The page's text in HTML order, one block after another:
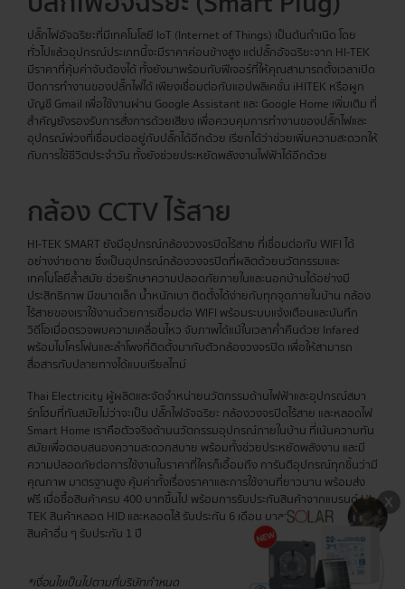
ปลั๊กไฟอัจฉริยะที่มีเทคโนโลยี IoT (Internet of Things) เป็นต้นกำเนิด โดย
ทั่วไปแล้วอุปกรณ์ประเภทนี้จะมีราคาค่อนข้างสูง แต่ปลั๊กอัจฉริยะจาก HI-TEK
มีราคาที่คุ้มค่าจับต้องได้ ทั้งยังมาพร้อมกับฟีเจอร์ที่ให้คุณสามารถตั้งเวลาเปิด
ปิดการทำงานของปลั๊กไฟได้ เพียงเชื่อมต่อกับแอปพลิเคชั่น iHITEK หรือผูก
บัญชี Gmail เพื่อใช้งานผ่าน Google Assistant และ Google Home เพิ่มเติม ที่
สำคัญยังรองรับการสั่งการด้วยเสียง เพื่อควบคุมการทำงานของปลั๊กไฟและ
อุปกรณ์พ่วงที่เชื่อมต่ออยู่กับปลั๊กได้อีกด้วย เรียกได้ว่าช่วยเพิ่มความสะดวกให้
กับการใช้ชีวิตประจำวัน ทั้งยังช่วยประหยัดพลังงานไฟฟ้าได้อีกด้วย
กล้อง CCTV ไร้สาย
HI-TEK SMART ยังมีอุปกรณ์กล้องวงจรปิดไร้สาย ที่เชื่อมต่อกับ WIFI ได้
อย่างง่ายดาย ซึ่งเป็นอุปกรณ์กล้องวงจรปิดที่ผลิตด้วยนวัตกรรมและ
เทคโนโลยีล้ำสมัย ช่วยรักษาความปลอดภัยภายในและนอกบ้านได้อย่างมี
ประสิทธิภาพ มีขนาดเล็ก น้ำหนักเบา ติดตั้งได้ง่ายกับทุกจุดภายในบ้าน กล้อง
ไร้สายของเราใช้งานด้วยการเชื่อมต่อ WIFI พร้อมระบบแจ้งเตือนและบันทึก
วิดีโอเมื่อตรวจพบความเคลื่อนไหว จับภาพได้แม้ในเวลาค่ำคืนด้วย Infared
พร้อมไมโครโฟนและลำโพงที่ติดตั้งมากับตัวกล้องวงจรปิด เพื่อให้สามารถ
สื่อสารกับปลายทางได้แบบเรียลไทม์
Thai Electricity ผู้ผลิตและจัดจำหน่ายนวัตกรรมด้านไฟฟ้าและอุปกรณ์สมา
ร์ทโฮมที่ทันสมัยไม่ว่าจะเป็น ปลั๊กไฟอัจฉริยะ กล้องวงจรปิดไร้สาย และหลอดไฟ
Smart Home เราคือตัวจริงด้านนวัตกรรมอุปกรณ์ภายในบ้าน ที่เน้นความทัน
สมัยเพื่อตอบสนองความสะดวกสบาย พร้อมทั้งช่วยประหยัดพลังงาน และมี
ความปลอดภัยต่อการใช้งานในราคาที่ใครก็เอื้อมถึง การันตีอุปกรณ์ทุกชิ้นว่ามี
คุณภาพ มาตรฐานสูง คุ้มค่าทั้งเรื่องราคาและการใช้งานที่ยาวนาน พร้อมส่ง
ฟรี เมื่อซื้อสินค้าครบ 400 บาทขึ้นไป พร้อมการรับประกันสินค้าจากแบรนด์ HI-
TEK สินค้าหลอด HID และหลอดไส้ รับประกัน 6 เดือน บาลาสต์รับประกัน 2 ปี
สินค้าอื่น ๆ รับประกัน 1 ปี
*เงื่อนไขเป็นไปตามที่บริษัทกำหนด